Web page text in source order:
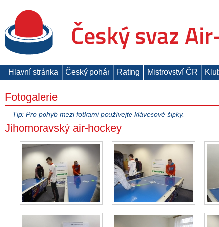
Hlavní stránka Český pohár Rating Mistrovství ČR
Fotogalerie
Tip: Pro pohyb mezi fotkami používejte klávesové šipky.
Jihomoravský air-hockey